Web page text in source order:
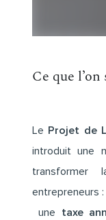
Ce que
Le Projet de
introduit une
transformer
entrepreneurs :
une taxe